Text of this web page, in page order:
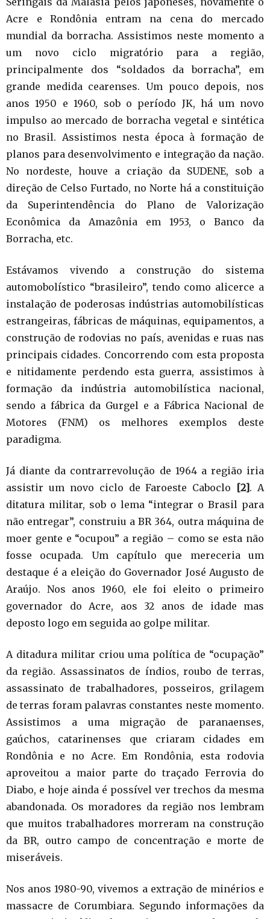
Acre e Rondônia entram na cena do mercado
mundial da borracha. Assistimos neste momento a
um novo ciclo migratório para a região,
principalmente dos “soldados da borracha”, em
grande medida cearenses. Um pouco depois, nos
anos 1950 e 1960, sob o período JK, há um novo
impulso ao mercado de borracha vegetal e sintética
no Brasil. Assistimos nesta época à formação de
planos para desenvolvimento e integração da nação.
No nordeste, houve a criação da SUDENE, sob a
direção de Celso Furtado, no Norte há a constituição
da Superintendência do Plano de Valorização
Econômica da Amazônia em 1953, o Banco da
Borracha, etc.
Estávamos vivendo a construção do sistema
automobolístico “brasileiro”, tendo como alicerce a
instalação de poderosas indústrias automobilísticas
estrangeiras, fábricas de máquinas, equipamentos, a
construção de rodovias no país, avenidas e ruas nas
principais cidades. Concorrendo com esta proposta
e nitidamente perdendo esta guerra, assistimos à
formação da indústria automobilística nacional,
sendo a fábrica da Gurgel e a Fábrica Nacional de
Motores (FNM) os melhores exemplos deste
paradigma.
Já diante da contrarrevolução de 1964 a região iria
assistir um novo ciclo de Faroeste Caboclo [2]. A
ditatura militar, sob o lema “integrar o Brasil para
não entregar”, construiu a BR 364, outra máquina de
moer gente e “ocupou” a região – como se esta não
fosse ocupada. Um capítulo que mereceria um
destaque é a eleição do Governador José Augusto de
Araújo. Nos anos 1960, ele foi eleito o primeiro
governador do Acre, aos 32 anos de idade mas
deposto logo em seguida ao golpe militar.
A ditadura militar criou uma política de “ocupação”
da região. Assassinatos de índios, roubo de terras,
assassinato de trabalhadores, posseiros, grilagem
de terras foram palavras constantes neste momento.
Assistimos a uma migração de paranaenses,
gaúchos, catarinenses que criaram cidades em
Rondônia e no Acre. Em Rondônia, esta rodovia
aproveitou a maior parte do traçado Ferrovia do
Diabo, e hoje ainda é possível ver trechos da mesma
abandonada. Os moradores da região nos lembram
que muitos trabalhadores morreram na construção
da BR, outro campo de concentração e morte de
miseráveis.
Nos anos 1980-90, vivemos a extração de minérios e
massacre de Corumbiara. Segundo informações da